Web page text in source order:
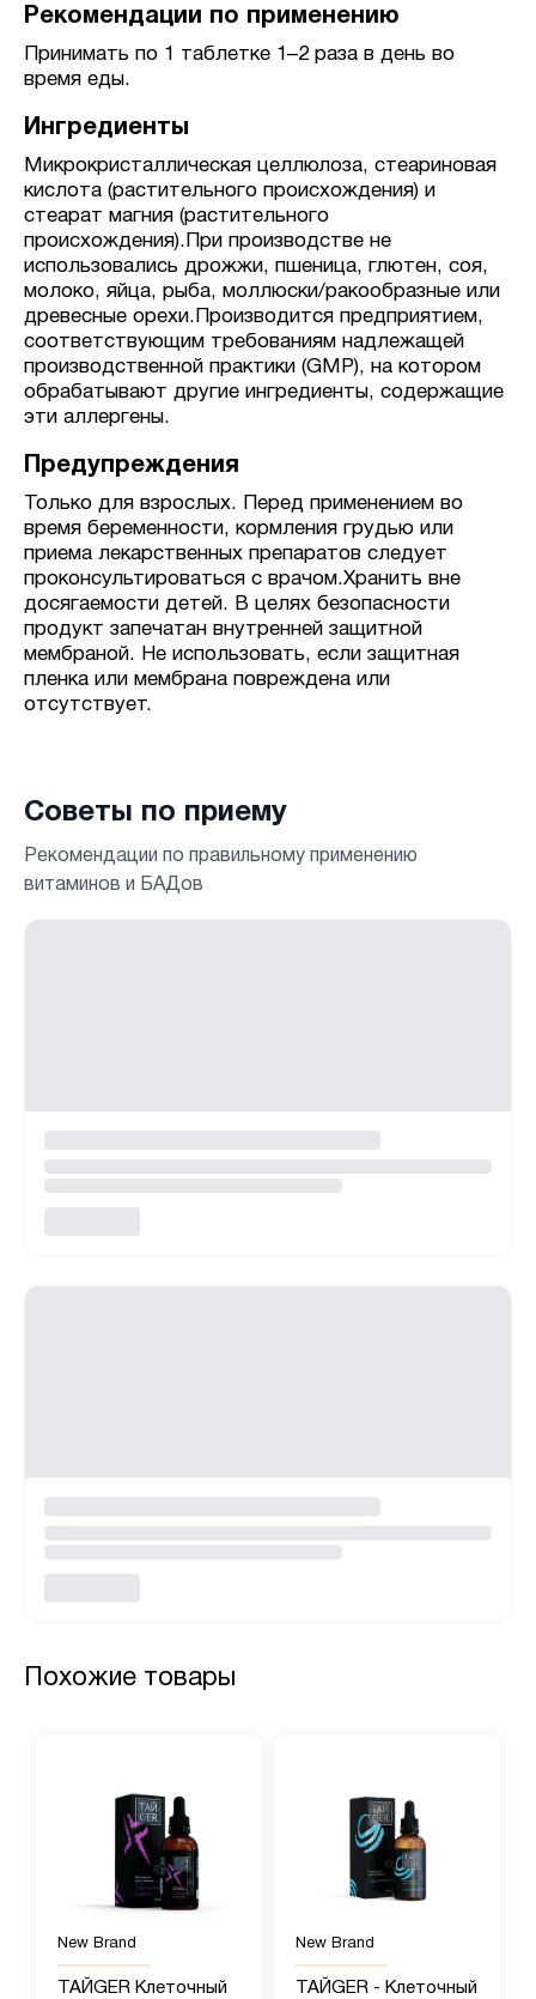
Рекомендации по применению
Принимать по 1 таблетке 1–2 раза в день во
время еды.
Ингредиенты
Микрокристаллическая целлюлоза, стеариновая
кислота (растительного происхождения) и
стеарат магния (растительного
происхождения).При производстве не
использовались дрожжи, пшеница, глютен, соя,
молоко, яйца, рыба, моллюски/ракообразные или
древесные орехи.Производится предприятием,
соответствующим требованиям надлежащей
производственной практики (GMP), на котором
обрабатывают другие ингредиенты, содержащие
эти аллергены.
Предупреждения
Только для взрослых. Перед применением во
время беременности, кормления грудью или
приема лекарственных препаратов следует
проконсультироваться с врачом.Хранить вне
досягаемости детей. В целях безопасности
продукт запечатан внутренней защитной
мембраной. Не использовать, если защитная
пленка или мембрана повреждена или
отсутствует.
Советы по приему
Рекомендации по правильному применению
витаминов и БАДов
Похожие товары
New Brand
ТАЙGER Клеточный
New Brand
ТАЙGER - Клеточный